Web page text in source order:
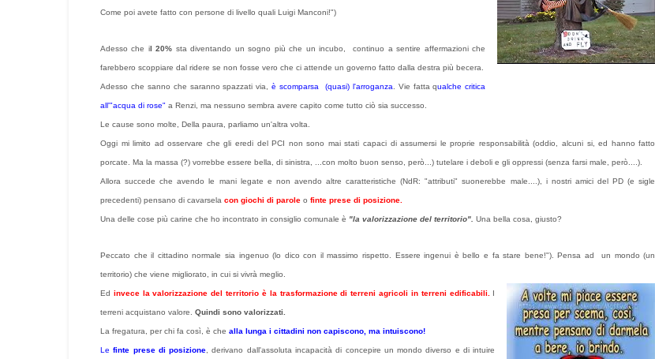
Come poi avete fatto con persone di livello quali Luigi Manconi!")
Adesso che il 20% sta diventando un sogno più che un incubo, continuo a sentire affermazioni che
farebbero scoppiare dal ridere se non fosse vero che ci attende un governo fatto dalla destra più becera.
Adesso che sanno che saranno spazzati via,è scomparsa (quasi) l'arroganza . Vie fatta qualche critica
all'"acqua di rose" a Renzi, ma nessuno sembra avere capito come tutto ciò sia successo.
Le cause sono molte, Della paura, parliamo un'altra volta.
Oggi mi limito ad osservare che gli eredi del PCI non sono mai stati capaci di assumersi le proprie responsabilità(oddio, alcuni si, ed hanno fatto
porcate. Ma la massa (?) vorrebbe essere bella, di sinistra, ...con molto buon senso, però...) tutelare i deboli e gli oppressi (senza farsi male, però....).
Allora succede che avendo le mani legate e non avendo altre caratteristiche (NdR: "attributi" suonerebbe male....), i nostri amici del PD (e sigle
precedenti) pensano di cavarsela con giochi di parole o finte prese di posizione.
Una delle cose più carine che ho incontrato in consiglio comunale è "la valorizzazione del territorio". Una bella cosa, giusto?
Peccato che il cittadino normale sia ingenuo (lo dico con il massimo rispetto. Essere ingenui è bello e fa stare bene!"). Pensa ad un mondo (un
territorio) che viene migliorato, in cui si vivrà meglio.
Ed invece la valorizzazione del territorio è la trasformazione di terreni agricoli in terreni edificabili. I
terreni acquistano valore. Quindi sono valorizzati.
La fregatura, per chi fa così, è che alla lunga i cittadini non capiscono, ma intuiscono!
Lefinte prese di posizione , derivano dall'assoluta incapacità di concepire un mondo diverso e di intuire